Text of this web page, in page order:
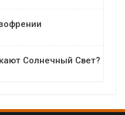
Солнечный Свет?